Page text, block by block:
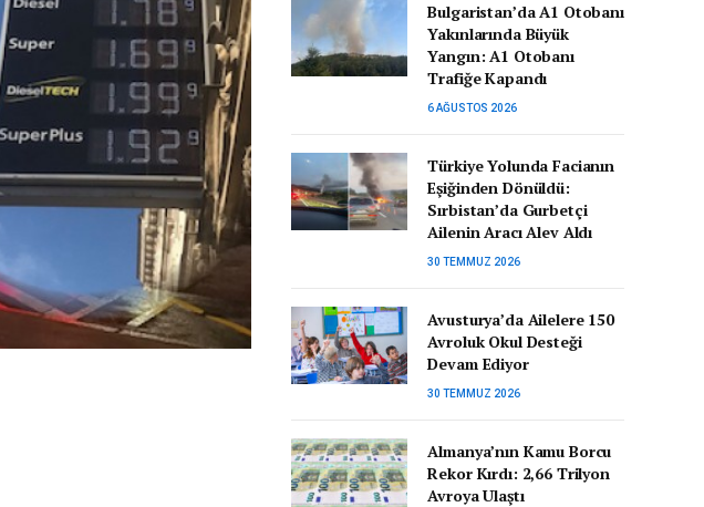
Bulgaristan’da A1 Otobanı
Yakınlarında Büyük
Yangın: A1 Otobanı
Trafiğe Kapandı
6 AĞUSTOS 2026
Türkiye Yolunda Facianın
Eşiğinden Dönüldü:
Sırbistan’da Gurbetçi
Ailenin Aracı Alev Aldı
30 TEMMUZ 2026
Avusturya’da Ailelere 150
Avroluk Okul Desteği
Devam Ediyor
30 TEMMUZ 2026
Almanya’nın Kamu Borcu
Rekor Kırdı: 2,66 Trilyon
Avroya Ulaştı